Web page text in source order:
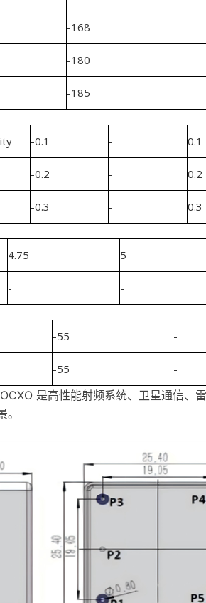
-168
-180
-185
-0.1 - 0.1
-0.2 - 0.2
-0.3 - 0.3
4.75 5
- -
-55 -
-55 -
是高性能射频系统、卫星通信、